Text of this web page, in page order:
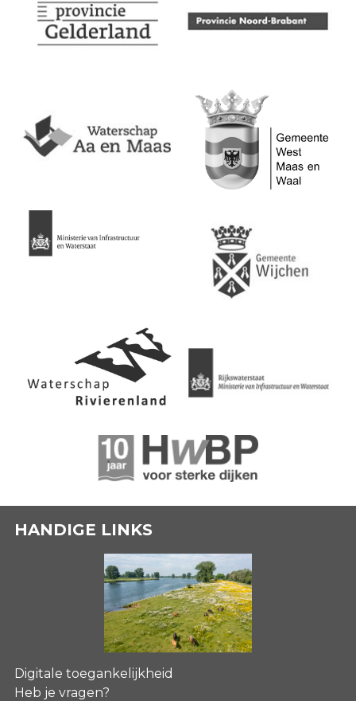
HANDIGE LINKS
Digitale toegankelijkheid
Heb je vragen?